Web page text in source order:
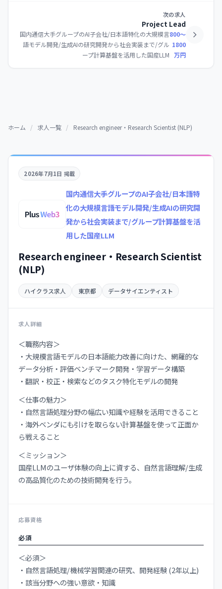
次の求人
Project Lead
国内通信大手グループのAI子会社/日本語特化の大規模言
語モデル開発/生成AIの研究開発から社会実装まで/グル
ープ計算基盤を活用した国産LLM
800〜
1800
万円
ホーム / 求人一覧 / Research engineer・Research Scientist (NLP)
2026年7月1日 掲載
国内通信大手グループのAI子会社/日本語特
化の大規模言語モデル開発/生成AIの研究開
発から社会実装まで/グループ計算基盤を活
用した国産LLM
Research engineer・Research Scientist
(NLP)
ハイクラス求人 東京都 データサイエンティスト
求人詳細
＜職務内容＞
・大規模言語モデルの日本語能力改善に向けた、網羅的な
データ分析・評価ベンチマーク開発・学習データ構築
・翻訳・校正・検索などのタスク特化モデルの開発
＜仕事の魅力＞
・自然言語処理分野の幅広い知識や経験を活用できること
・海外ベンダにも引けを取らない計算基盤を使って正面か
ら戦えること
＜ミッション＞
国産LLMのユーザ体験の向上に資する、自然言語理解/生成
の高品質化のための技術開発を行う。
応募資格
必須
＜必須＞
・自然言語処理/機械学習関連の研究、開発経験 (2年以上)
・該当分野への強い意欲・知識